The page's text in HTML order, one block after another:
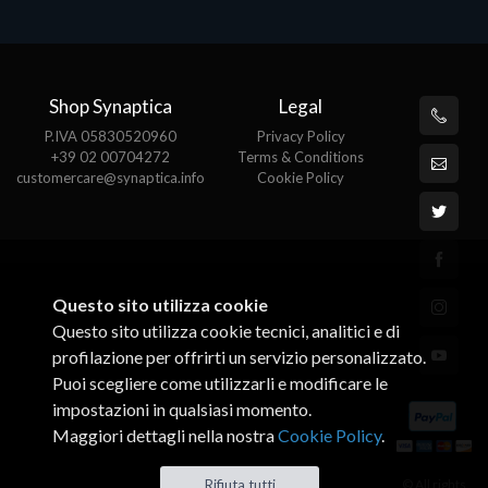
Shop Synaptica
P.IVA 05830520960
+39 02 00704272
customercare@synaptica.info
Legal
Privacy Policy
Terms & Conditions
Cookie Policy
Questo sito utilizza cookie
Questo sito utilizza cookie tecnici, analitici e di
profilazione per offrirti un servizio personalizzato.
Puoi scegliere come utilizzarli e modificare le
impostazioni in qualsiasi momento.
Maggiori dettagli nella nostraCookie Policy.